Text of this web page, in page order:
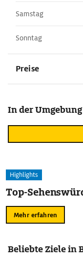
Samstag
Sonntag
Preise
In der Umgebung
Highlights
Top-
Mehr erfahren
Beliebte Ziele in